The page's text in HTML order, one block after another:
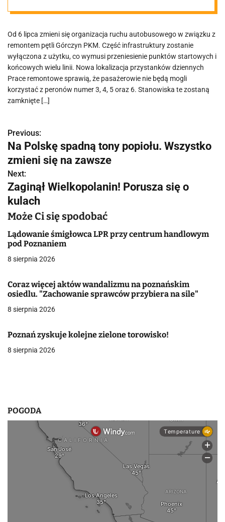
zmienia trasy
autobusów
Od 6 lipca zmieni się organizacja ruchu autobusowego w związku z
remontem pętli Górczyn PKM. Część infrastruktury zostanie
wyłączona z użytku, co wymusi przeniesienie punktów startowych i
końcowych wielu linii. Nowa lokalizacja przystanków dziennych
Prace remontowe sprawią, że pasażerowie nie będą mogli
korzystać z peronów numer 3, 4, 5 oraz 6. Stanowiska te zostaną
zamknięte […]
N
a
w
i
g
a
c
a
w
i
Previous:
Na Polskę spadną tony popiołu. Wszystko
zmieni się na zawsze
Next:
Zaginął Wielkopolanin! Porusza się o
kulach
Może Ci się spodobać
Lądowanie śmigłowca LPR przy centrum handlowym
pod Poznaniem
8 sierpnia 2026
Coraz więcej aktów wandalizmu na poznańskim
osiedlu. "Zachowanie sprawców przybiera na sile"
8 sierpnia 2026
Poznań zyskuje kolejne zielone torowisko!
8 sierpnia 2026
POGODA